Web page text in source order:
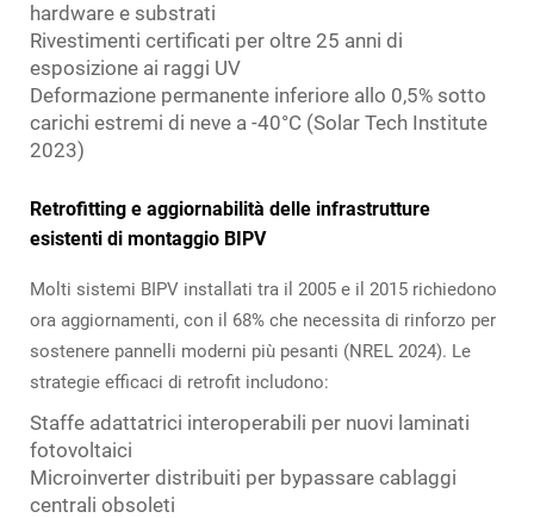
hardware e substrati
Rivestimenti certificati per oltre 25 anni di
esposizione ai raggi UV
Deformazione permanente inferiore allo 0,5% sotto
carichi estremi di neve a -40°C (Solar Tech Institute
2023)
Retrofitting e aggiornabilità delle infrastrutture
esistenti di montaggio BIPV
Molti sistemi BIPV installati tra il 2005 e il 2015 richiedono
ora aggiornamenti, con il 68% che necessita di rinforzo per
sostenere pannelli moderni più pesanti (NREL 2024). Le
strategie efficaci di retrofit includono:
Staffe adattatrici interoperabili per nuovi laminati
fotovoltaici
Microinverter distribuiti per bypassare cablaggi
centrali obsoleti